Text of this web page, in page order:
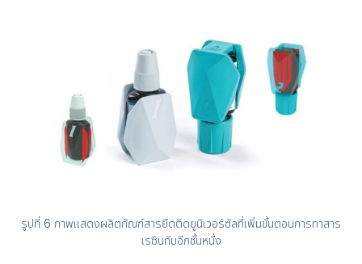
รูปที่ 6 ภาพแสดงผลิตภัณฑ์สารยึดติดยูนิเวอร์ซัลที่เพิ่มขั้นตอนการทาสาร
เรซินทับอีกชั้นหนึ่ง